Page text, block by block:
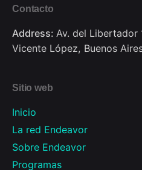
Contacto
Address: Av. del Libertador
Vicente López, Buenos
Sitio web
Inicio
La red Endeavor
Sobre Endeavor
Programas